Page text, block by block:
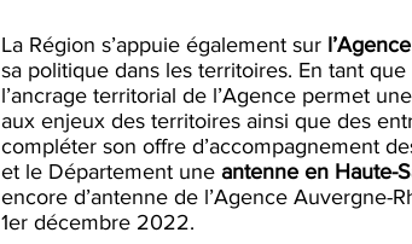
La Région s’appuie également sur
sa politique dans les territoires. En tant
l’ancrage territorial de l’Agence permet
aux enjeux des territoires ainsi que des
compléter son offre d’accompagnement
et le Département une antenne en Haute-
encore d’antenne de l’Agence Auvergne-
1er décembre 2022.